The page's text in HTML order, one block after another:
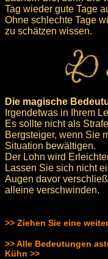
Tag wieder gute Tage
Ohne schlechte Tage
zu schätzen wissen.
Die magische
Irgendetwas in Ihrem
Es sollte nicht als
Bergsteiger, wenn Sie
Situation bewältigen.
Der Lohn wird
Lassen Sie sich nicht
Augen davor
alleine verschwinden.
>> Ziehen Sie eine
>> Alle Bedeutungen
Kühn >>